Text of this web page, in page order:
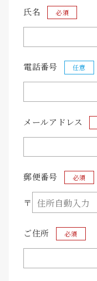
-Brooklyn-
氏名 必須
電話番号 任意
メールアドレス
郵便番号 必須
〒
ご住所 必須